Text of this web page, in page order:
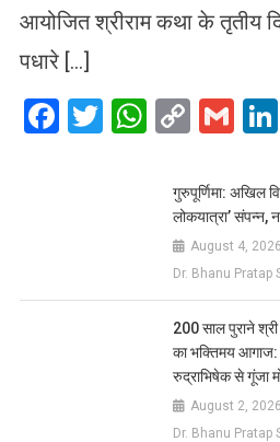
आयोजित श्रीराम कथा के तृतीय
पधारे […]
Facebook
TwitterCopy
गुरुपूर्णिमा: अखिल
लोकयात्रा’ संपन्न,
August 4, 2026
Dr. Bhanu Pratap
200 साल पुराने
का भक्तिमय आगाज:
रुद्राभिषेक से गूंजा
August 2, 2026
Dr. Bhanu Pratap